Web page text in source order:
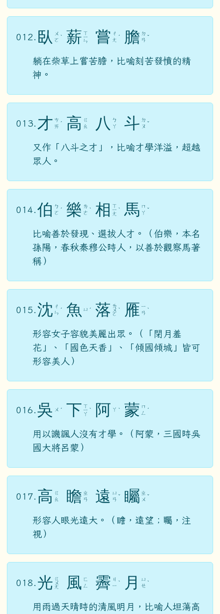
012. 臥
ㄨ
ㄛ ˋ 薪 ㄒ
ㄧ
ㄣ 嘗 ㄔ
ㄤ ˊ 膽 ㄉ
ㄢ ˇ
躺在柴草上嘗苦膽，比喻刻苦發憤的精
神。
013. 才 ㄘ
ㄞ ˊ 高 ㄍ
ㄠ
八
ㄅ
ㄚ
斗 ㄉ
ㄡ ˇ
又作「八斗之才」，比喻才學洋溢，超越
眾人。
014. 伯 ㄅ
ㄛ ˊ 樂 ㄌ
ㄜ ˋ 相 ㄒ
ㄧ
ㄤ
ˋ 馬 ㄇ
ㄚ ˇ
比喻善於發現、選拔人才。（伯樂，本名
孫陽，春秋秦穆公時人，以善於觀察馬著
稱）
015. 沈 ㄔ
ㄣ ˊ 魚 ㄩ ˊ 落 ㄌ
ㄨ
ㄛ
ˋ 雁 ㄧ
ㄢ ˋ
形容女子容貌美麗出眾。（「閉月羞
花」、「國色天香」、「傾國傾城」皆可
形容美人）
016. 吳 ㄨ ˊ 下 ㄒ
ㄧ
ㄚ
ˋ 阿 ㄚ ˋ 蒙 ㄇ
ㄥ
ˊ
用以譏諷人沒有才學。（阿蒙，三國時吳
國大將呂蒙）
017. 高 ㄍ
ㄠ
瞻 ㄓ
ㄢ
遠 ㄩ
ㄢ ˇ 矚 ㄓ
ㄨ ˇ
形容人眼光遠大。（瞻，遠望；矚，注
視）
018. 光 ㄍ
ㄨ
ㄤ 風 ㄈ
ㄥ
霽 ㄐ
ㄧ ˋ 月
ㄩ
ㄝ ˋ
用雨過天晴時的清風明月，比喻人坦蕩高